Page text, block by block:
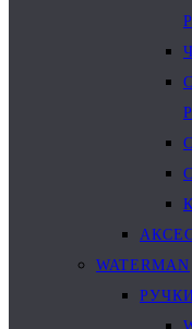
WATERMAN
РУЧКИ